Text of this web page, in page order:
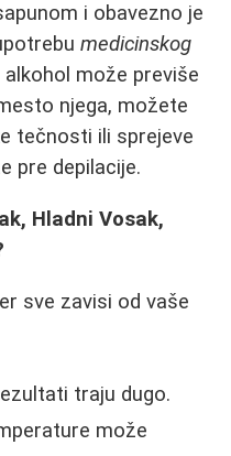
i obavezno je
medicinskog
može previše
njega, možete
tečnosti ili sprejeve
pre depilacije.
Hladni Vosak,
sve zavisi od vaše
traju dugo.
može